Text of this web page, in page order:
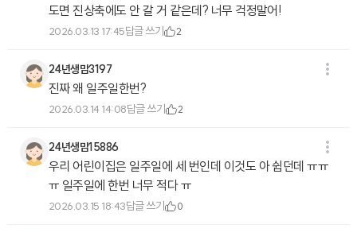
도면 진상축에도 안 갈 거 같은데? 너무 걱정말어!
2026.03.13 17:45답글 쓰기 2
24년생맘3197
진짜 왜 일주일한번?
2026.03.14 14:08답글 쓰기 2
24년생맘15886
우리 어린이집은 일주일에 세 번인데 이것도 아 쉽던데 ㅠㅠ
ㅠ 일주일에 한번 너무 적다 ㅠ
2026.03.15 18:43답글 쓰기 0